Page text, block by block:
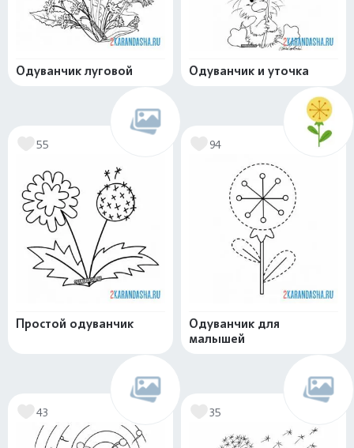
Одуванчик луговой Одуванчик и уточка
55
Простой одуванчик
94
Одуванчик для
малышей
43 35